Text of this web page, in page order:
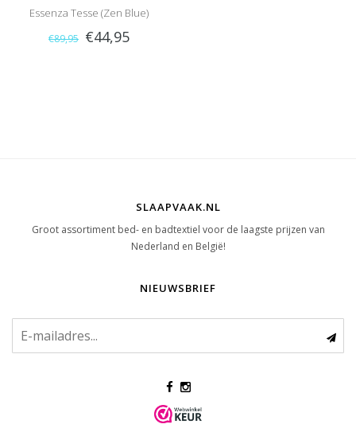
Essenza Tesse (Zen Blue)
€89,95 €44,95
SLAAPVAAK.NL
Groot assortiment bed- en badtextiel voor de laagste prijzen van
Nederland en België!
NIEUWSBRIEF